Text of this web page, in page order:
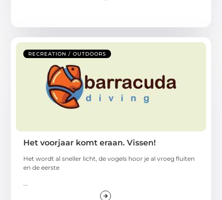
RECREATION / OUTDOORS
Het voorjaar komt eraan. Vissen!
Het wordt al sneller licht, de vogels hoor je al vroeg fluiten
en de eerste
...